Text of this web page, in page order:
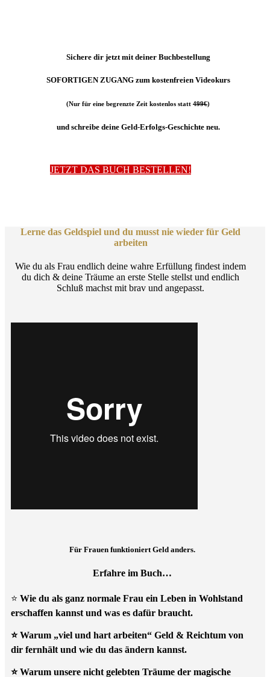
Sichere dir jetztmit deiner Buchbestellung
SOFORTIGEN ZUGANG zum kostenfreien Videokurs
(Nur für eine begrenzte Zeit kostenlos statt 499€)
und schreibe deine Geld-Erfolgs-Geschichte neu.
JETZT DAS BUCH BESTELLEN!
Lerne das Geldspiel und du musst nie wieder für Geld
arbeiten
Wie du als Frau endlich deine wahre Erfüllung findest indem
du dich & deine Träume an erste Stelle stellst und endlich
Schluß machst mit brav und angepasst.
Für Frauen funktioniert Geld anders.
Erfahre im Buch…
⭐ Wie du als ganz normale Frau ein Leben in Wohlstand
erschaffen kannst und was es dafür braucht.
⭐ Warum „viel und hart arbeiten“ Geld & Reichtum von
dir fernhält und wie du das ändern kannst.
⭐ Warum unsere nicht gelebten Träume der magische